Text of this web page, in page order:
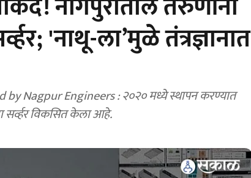
'नाथू-ला’मुळे तंत्रज्ञानात
Nagpur Engineers : २०२० मध्ये स्थापन करण्यात
सर्व्हर विकसित केला आहे.